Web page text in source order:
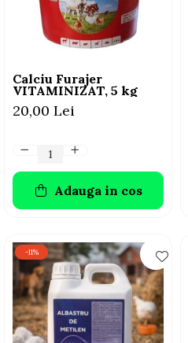
AFECTIUNI OCULARE
AFECTIUNI URINARE
IMUNITATE
AFECTIUNI OCULARE
AFECTIUNI URINARE
LAPTE PRAF
Calciu Furajer
VITAMINIZAT, 5 kg
20,00 Lei
Adauga in cos
-11%